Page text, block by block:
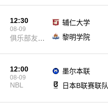
12:30
08-09
俱乐部友谊
辅仁大学
黎明学院
12:00
08-09
NBL
墨尔本联
日本B联赛联队